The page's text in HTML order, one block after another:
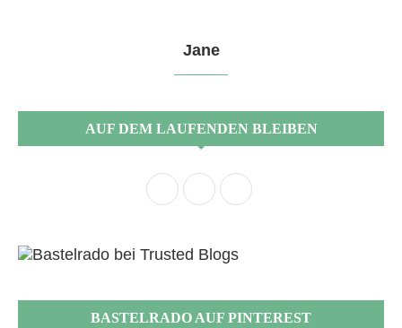
Jane
AUF DEM LAUFENDEN BLEIBEN
BASTELRADO AUF PINTEREST